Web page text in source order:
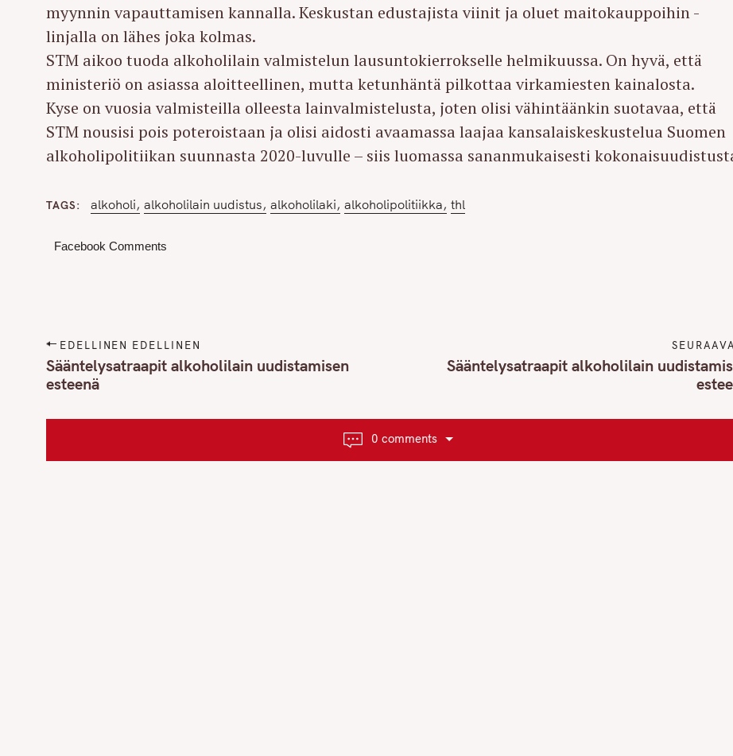
myynnin vapauttamisen kannalla. Keskustan edustajista viinit ja oluet maitokauppoihin -
linjalla on lähes joka kolmas.
STM aikoo tuoda alkoholilain valmistelun lausuntokierrokselle helmikuussa. On hyvä, että
ministeriö on asiassa aloitteellinen, mutta ketunhäntä pilkottaa virkamiesten kainalosta.
Kyse on vuosia valmisteilla olleesta lainvalmistelusta, joten olisi vähintäänkin suotavaa, että
STM nousisi pois poteroistaan ja olisi aidosti avaamassa laajaa kansalaiskeskustelua Suomen
alkoholipolitiikan suunnasta 2020-luvulle – siis luomassa sananmukaisesti
TAGS alkoholi alkoholilain uudistus alkoholilaki alkoholipolitiikka thl
Facebook Comments
P
o
s
EDELLINEN EDELLINEN
Sääntelysatraapit alkoholilain uudistamisen
esteenä
SEURAAVA
Sääntelysatraapit alkoholilain
0 comments
S
a